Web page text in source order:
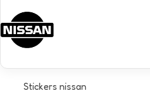
Stickers nissan